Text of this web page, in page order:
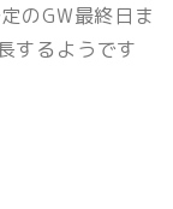
のGW最終日ま
するようです